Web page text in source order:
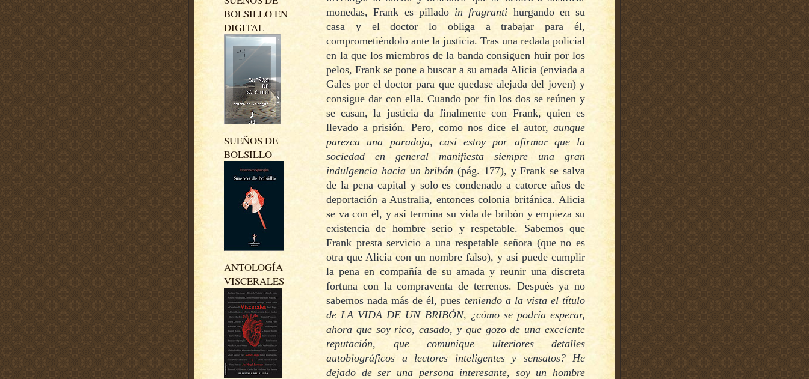
BOLSILLO EN
DIGITAL
SUEÑOS DE
BOLSILLO
ANTOLOGÍA
VISCERALES
monedas, Frank es pillado in fragranti hurgando en su
casa y el doctor lo obliga a trabajar para él,
comprometiéndolo ante la justicia. Tras una redada policial
en la que los miembros de la banda consiguen huirpor los
pelos, Frank se pone a buscar a su amada Alicia (enviada a
Gales por el doctor para que quedase alejada del joven) y
consigue dar con ella. Cuando por fin los dos se reúneny
se casan, la justicia da finalmente con Frank, quien es
llevado a prisión. Pero, como nos dice el autor, aunque
parezca una paradoja, casi estoy por afirmar que la
sociedad en general manifiesta siempre una gran
indulgencia hacia un bribón(pág. 177), y Frank se salva
de la pena capital y solo es condenado a catorce años de
deportación a Australia, entonces colonia británica. Alicia
se va con él, y así termina su vida de bribón y empieza su
existencia de hombre serio y respetable. Sabemos que
Frank presta servicio a una respetable señora (que no es
otra que Alicia con un nombre falso), y así puede cumplir
la pena en compañía de su amada y reuniruna discreta
fortuna con la compraventa de terrenos. Después ya no
sabemos nada más de él, pues teniendo a la vista el título
de LA VIDA DE UN BRIBÓN, ¿cómo se podría esperar,
ahora que soy rico, casado, y que gozo de una excelente
reputación, que comunique ulteriores detalles
autobiográficos a lectores inteligentes y sensatos? He
dejado de ser una persona interesante, soy un hombre